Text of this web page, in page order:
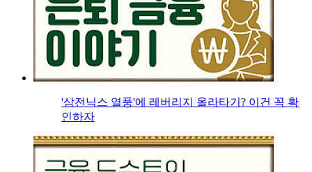
'삼전닉스 열풍'에 레버리지 올라타기? 이건 꼭 확
인하자